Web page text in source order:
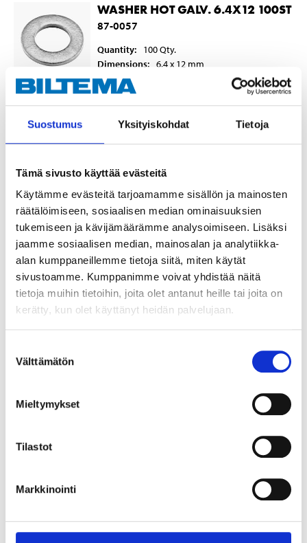
Suostumus Yksityiskohdat Tietoja
Tämä sivusto käyttää evästeitä
Käytämme evästeitä tarjoamamme sisällön ja mainosten
räätälöimiseen, sosiaalisen median ominaisuuksien
tukemiseen ja kävijämäärämme analysoimiseen. Lisäksi
jaamme sosiaalisen median, mainosalan ja analytiikka-
alan kumppaneillemme tietoja siitä, miten käytät
sivustoamme. Kumppanimme voivat yhdistää näitä
tietoja muihin tietoihin, joita olet antanut heille tai joita on
kerätty, kun olet käyttänyt heidän palvelujaan.
valinta
Välttämätön
Mieltymykset
Tilastot
Markkinointi
WASHER HOT GALV. 6.4X12 100ST
87-0057
Quantity: 100Qty.
Dimensions: 6,4 x 12 mm
In stock in
Not sold online
650
WASHER HOT GALV. 6.4X12
25PCS
87-0056
Quantity: 25Qty.
Dimensions: 6,4 x 12mm
In stock in
Not sold online
Not sold online